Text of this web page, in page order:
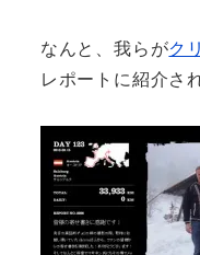
なんと、我らがク
レポートに紹介さ